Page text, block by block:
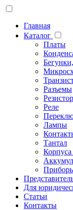
Главная
Каталог
Платы
Разъемы
Реле
Лампы
Тантал
Корпуса
Для
Статьи
Контакты